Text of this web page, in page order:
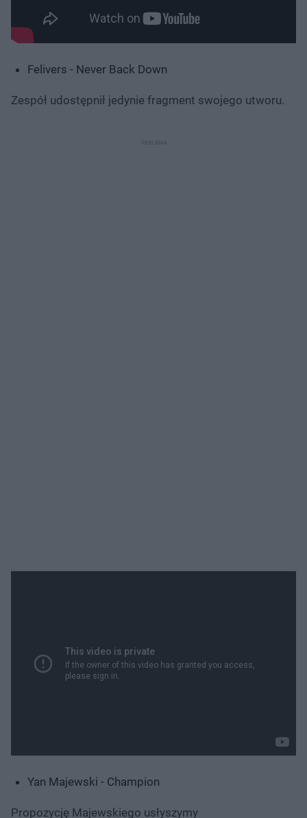
Felivers - Never Back Down
Zespół udostępnił jedynie fragment swojego utworu.
Yan Majewski - Champion
Propozycję Majewskiego usłyszymy